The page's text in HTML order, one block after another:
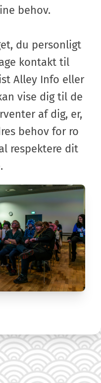
behov.
du personligt
kontakt til
Alley Info eller
vise dig til de
af dig, er,
behov for ro
respektere dit